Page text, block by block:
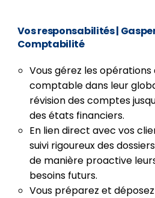
Vos responsabilités |
Comptabilité
Vous gérez les
comptable dans leur
révision des comptes
des états financiers.
En lien direct avec vos
suivi rigoureux des
de manière proactive
besoins futurs.
Vous préparez et